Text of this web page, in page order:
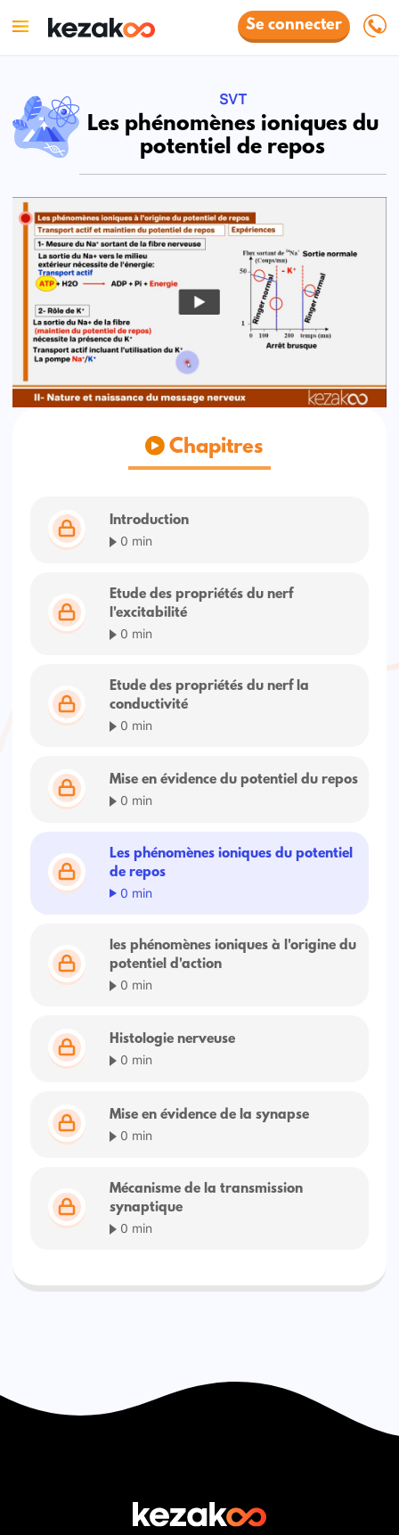
Se connecter
SVT
Les phénomènes ioniques du
potentiel de repos
Chapitres
Introduction
0 min
Etude des propriétés du nerf
l'excitabilité
0 min
Etude des propriétés du nerf la
conductivité
0 min
Mise en évidence du potentiel du repos
0 min
Les phénomènes ioniques du potentiel
de repos
0 min
les phénomènes ioniques à l'origine du
potentiel d'action
0 min
Histologie nerveuse
0 min
Mise en évidence de la synapse
0 min
Mécanisme de la transmission
synaptique
0 min